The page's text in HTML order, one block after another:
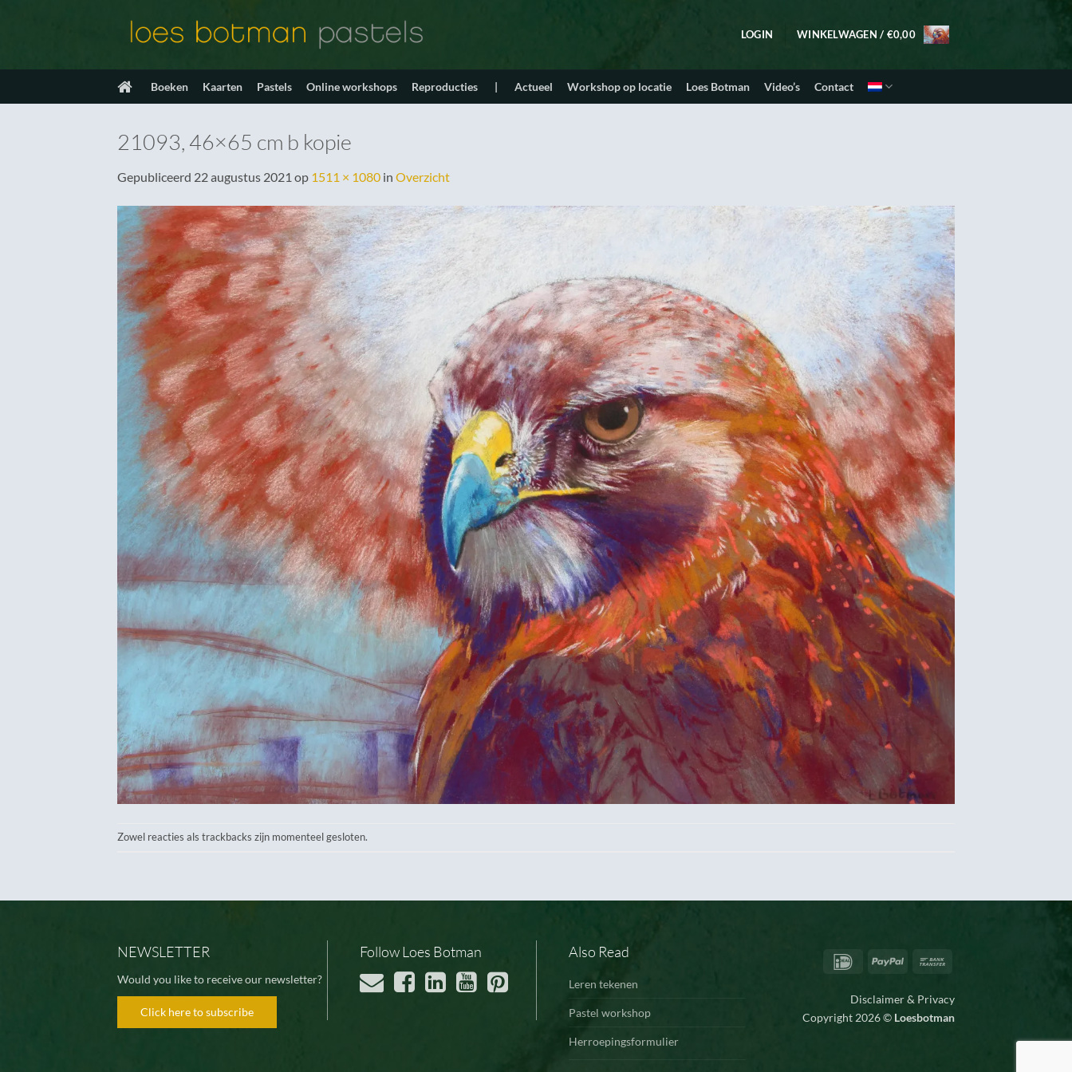
LOGIN WINKELWAGEN / €0,00
Boeken Kaarten Pastels Online workshops Reproducties | Actueel Workshop op locatie Loes Botman Video’s Contact
21093, 46×65 cm b kopie
Gepubliceerd 22 augustus 2021 op 1511 × 1080 in Overzicht
Zowel reacties als trackbacks zijn momenteel gesloten.
NEWSLETTER
Would you like to receive our newsletter?
Click here to subscribe
Follow Loes Botman Also Read
Leren tekenen
Pastel workshop
Herroepingsformulier
IDeal PayPal
Disclaimer & Privacy
Copyright 2026 © Loesbotman